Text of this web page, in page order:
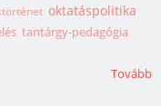
oktatáspolitika
tantárgy-pedagógia
Tovább